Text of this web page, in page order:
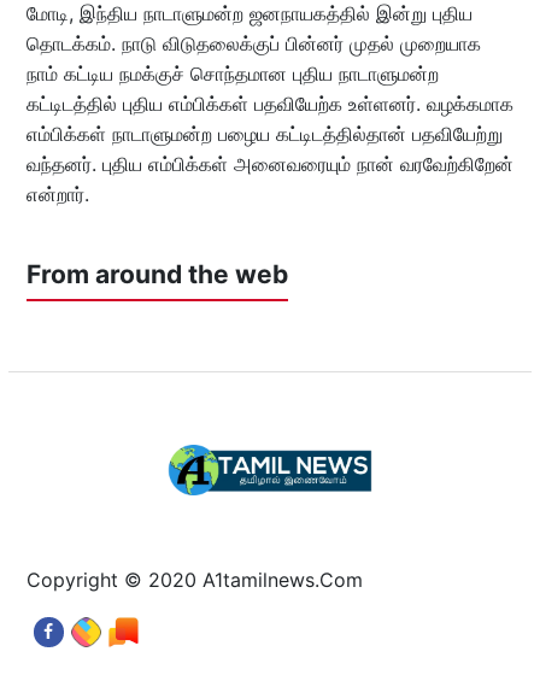
மோடி, இந்திய நாடாளுமன்ற ஜனநாயகத்தில் இன்று புதிய
தொடக்கம். நாடு விடுதலைக்குப் பின்னர் முதல் முறையாக
நாம் கட்டிய நமக்குச் சொந்தமான புதிய நாடாளுமன்ற
கட்டிடத்தில் புதிய எம்பிக்கள் பதவியேற்க உள்ளனர். வழக்கமாக
எம்பிக்கள் நாடாளுமன்ற பழைய கட்டிடத்தில்தான் பதவியேற்று
வந்தனர். புதிய எம்பிக்கள் அனைவரையும் நான் வரவேற்கிறேன்
என்றார்.
From around the web
Copyright © 2020 A1tamilnews.Com